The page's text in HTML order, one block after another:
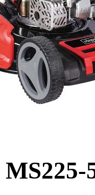
MS225-